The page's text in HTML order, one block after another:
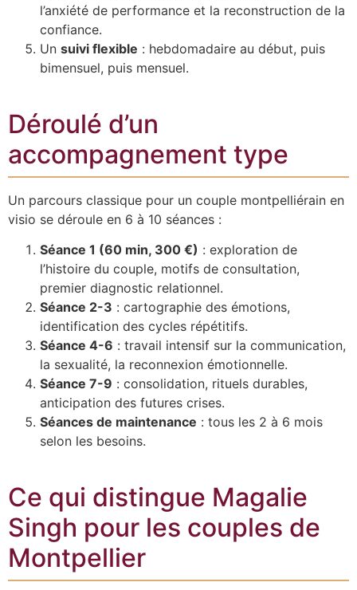
l’anxiété de performance et la reconstruction de la
confiance.
Un suivi flexible : hebdomadaire au début, puis
bimensuel, puis mensuel.
Déroulé d’un
accompagnement type
Un parcours classique pour un couple montpelliérain en
visio se déroule en 6 à 10 séances :
Séance 1 (60 min, 300 €) : exploration de
l’histoire du couple, motifs de consultation,
premier diagnostic relationnel.
Séance 2-3 : cartographie des émotions,
identification des cycles répétitifs.
Séance 4-6 : travail intensif sur la communication,
la sexualité, la reconnexion émotionnelle.
Séance 7-9 : consolidation, rituels durables,
anticipation des futures crises.
Séances de maintenance : tous les 2 à 6 mois
selon les besoins.
Ce qui distingue Magalie
Singh pour les couples de
Montpellier